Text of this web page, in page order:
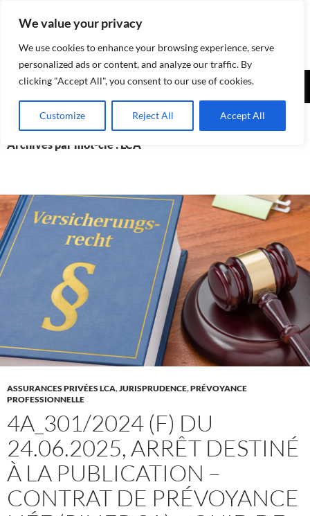
We value your privacy
We use cookies to enhance your browsing experience, serve
personalized ads or content, and analyze our traffic. By
clicking "Accept All", you consent to our use of cookies.
Customize Reject All Accept All
Assurances-sociales.info
Recherche
Archives par mot-clé : LCA
ASSURANCES PRIVÉES LCA,JURISPRUDENCE,PRÉVOYANCE
PROFESSIONNELLE
4A_301/2024 (F) DU
24.06.2025, ARRÊT DESTINÉ
À LA PUBLICATION –
CONTRAT DE PRÉVOYANCE